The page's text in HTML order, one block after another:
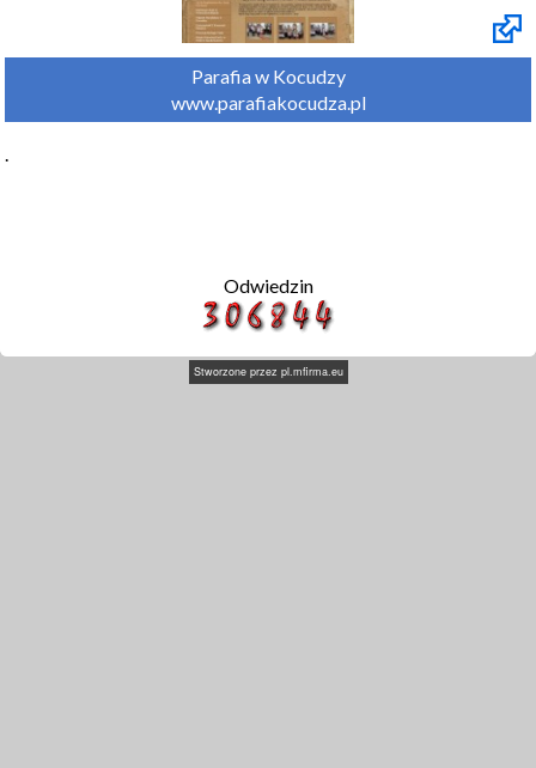
Parafia w Kocudzy
www.parafiakocudza.pl
.
Odwiedzin
Stworzone przez pl.mfirma.eu